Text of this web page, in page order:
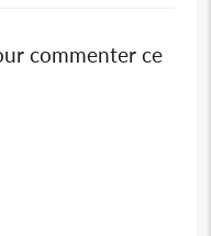
commenter ce